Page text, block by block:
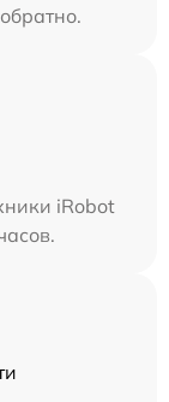
iRobot